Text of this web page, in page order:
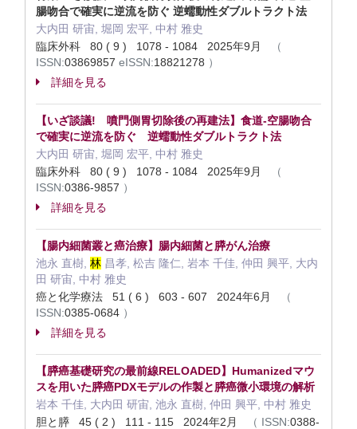
腸吻合で確実に逆流を防ぐ 逆蠕動性ダブルトラクト法
大内田 研宙, 堀岡 宏平, 中村 雅史
臨床外科 80 ( 9 ) 1078 - 1084 2025年9月
（
ISSN:03869857 eISSN:18821278 ）
詳細を見る
【いざ談議! 噴門側胃切除後の再建法】食道-空腸吻合
で確実に逆流を防ぐ 逆蠕動性ダブルトラクト法
大内田 研宙, 堀岡 宏平, 中村 雅史
臨床外科 80 ( 9 ) 1078 - 1084 2025年9月
（
ISSN:0386-9857 ）
詳細を見る
【腸内細菌叢と癌治療】腸内細菌と膵がん治療
池永 直樹, 林 昌孝, 松吉 隆仁, 岩本 千佳, 仲田 興平, 大内
田 研宙, 中村 雅史
癌と化学療法 51 ( 6 ) 603 - 607 2024年6月
（
ISSN:0385-0684 ）
詳細を見る
【膵癌基礎研究の最前線RELOADED】Humanizedマウ
スを用いた膵癌PDXモデルの作製と膵癌微小環境の解析
岩本 千佳, 大内田 研宙, 池永 直樹, 仲田 興平, 中村 雅史
胆と膵 45 ( 2 ) 111 - 115 2024年2月
（ ISSN:0388-